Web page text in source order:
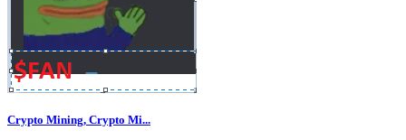
Crypto Mining, Crypto Mi...